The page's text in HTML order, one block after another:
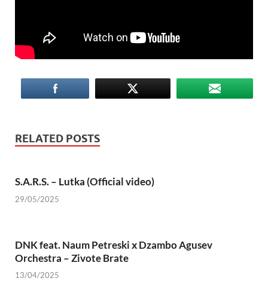
RELATED POSTS
S.A.R.S. – Lutka (Official video)
29/05/2025
DNK feat. Naum Petreski х Dzambo Agusev
Orchestra – Zivote Brate
13/04/2025